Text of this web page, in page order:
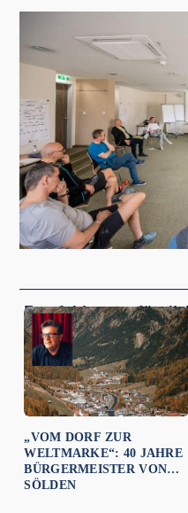
Empfehlungen für
„VOM DORF ZUR
WELTMARKE“: 40 JAHRE
BÜRGERMEISTER VON
SÖLDEN